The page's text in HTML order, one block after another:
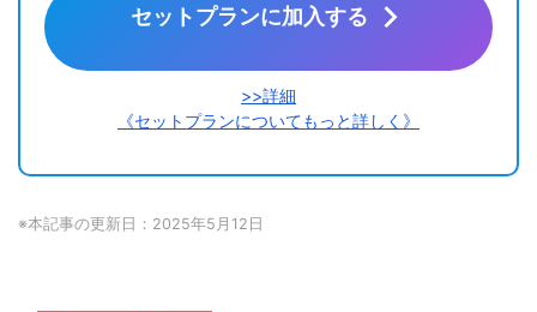
セットプランに加入する
>>詳細
《セットプランについてもっと詳しく》
※本記事の更新日：2025年5月12日